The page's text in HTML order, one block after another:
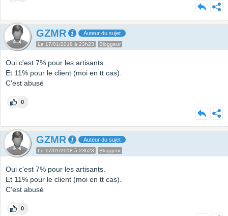
GZMR Auteur du sujet
Le 17/01/2018 à 23h23 Bloggeur
Oui c'est 7% pour les artisants.
Et 11% pour le client (moi en tt cas).
C'est abusé
0
GZMR Auteur du sujet
Le 17/01/2018 à 23h23 Bloggeur
Oui c'est 7% pour les artisants.
Et 11% pour le client (moi en tt cas).
C'est abusé
0